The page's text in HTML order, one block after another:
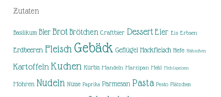
Zutaten
Basilikum Bier Brot Brötchen Craftbier Dessert Eier Eis Erbsen
Erdbeeren Fleisch Gebäck Geflügel Hackfleisch Hefe Hähnchen
Kartoffeln Kuchen Kürbis Mandeln Marzipan Mehl Mehlspeisen
Möhren Nudeln Nüsse Paprika Parmesan Pasta Pesto Plätzchen